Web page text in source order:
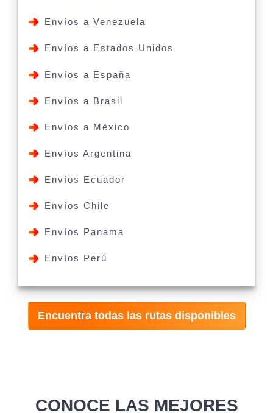
Envíos a Venezuela
Envíos a Estados Unidos
Envíos a España
Envíos a Brasil
Envíos a México
Envíos Argentina
Envíos Ecuador
Envíos Chile
Envíos Panama
Envíos Perú
Encuentra todas las rutas disponibles
CONOCE LAS MEJORES